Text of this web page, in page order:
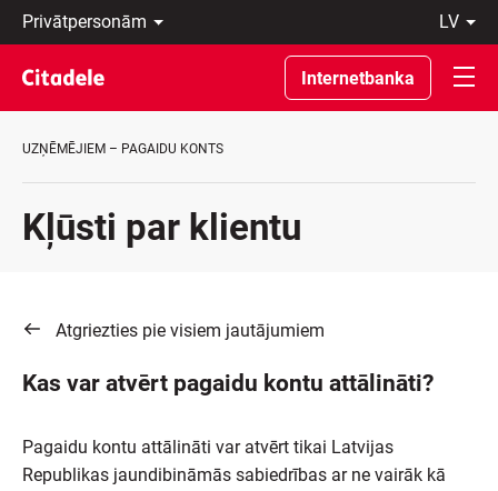
Privātpersonām
Uzņēmumiem
Private
Banking
Par
C
lv
Latviski
По-
русски
In
Internetbanka
UZŅĒMĒJIEM – PAGAIDU KONTS
Kļūsti par klientu
Atgriezties pie visiem jautājumiem
Kas var atvērt pagaidu kontu attālināti?
Pagaidu kontu attālināti var atvērt tikai Latvijas
Republikas jaundibināmās sabiedrības ar ne vairāk kā